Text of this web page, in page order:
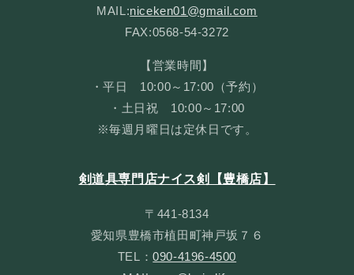
MAIL:niceken01@gmail.com
FAX:0568-54-3272
【営業時間】
・平日 10:00～17:00（予約）
・土日祝 10:00～17:00
※毎週月曜日は定休日です。
剣道具専門店ナイス剣【豊橋店】
〒441-8134
愛知県豊橋市植田町神戸坂７６
TEL：090-4196-4500